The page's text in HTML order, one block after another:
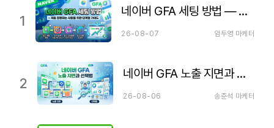
1
네이버 GFA 세팅 방법 — 처음 집행하는 사람을 위한 단계별 가이드
26-08-07 임두영 마케터
2
네이버 GFA 노출 지면과 선택법
26-08-06 송준석 마케터